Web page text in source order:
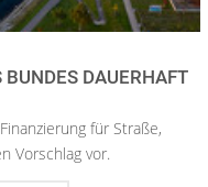
DAUERHAFT
für Straße,
Vorschlag vor.